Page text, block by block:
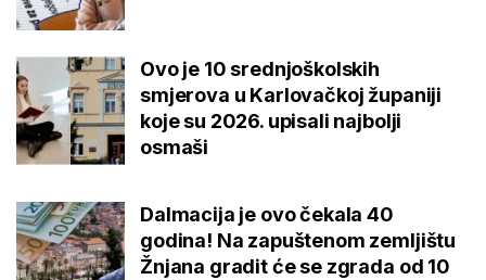
Ovo je 10 srednjoškolskih
smjerova u Karlovačkoj županiji
koje su 2026. upisali najbolji
osmaši
Dalmacija je ovo čekala 40
godina! Na zapuštenom zemljištu
Žnjana gradit će se zgrada od 10